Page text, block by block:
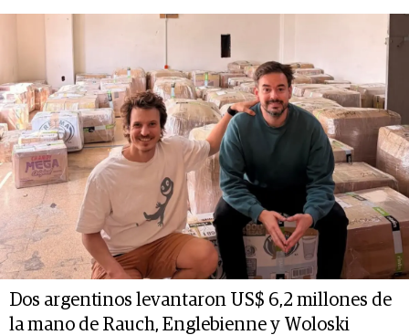
Dos argentinos levantaron US$ 6,2 millones de
la mano de Rauch, Englebienne y Woloski